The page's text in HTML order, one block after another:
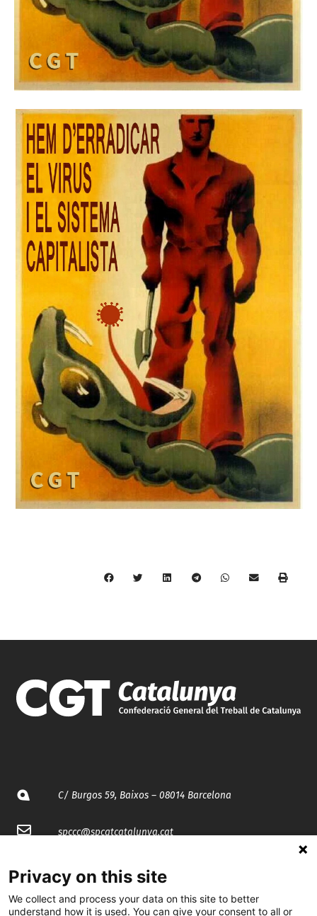
C/ Burgos 59, Baixos – 08014 Barcelona
spccc@spcgtcatalunya.cat
@CGTCatalunya
Privacy on this site
We collect and process your data on this site to better
understand how it is used. You can give your consent to all or